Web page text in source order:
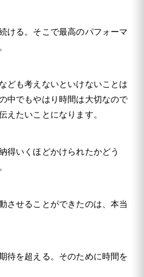
ける。そこで最高のパフォーマ
ども考えないといけないことは
中でもやはり時間は大切なので
えたいことになります。
得いくほどかけられたかどう
させることができたのは、本当
待を超える。そのために時間を